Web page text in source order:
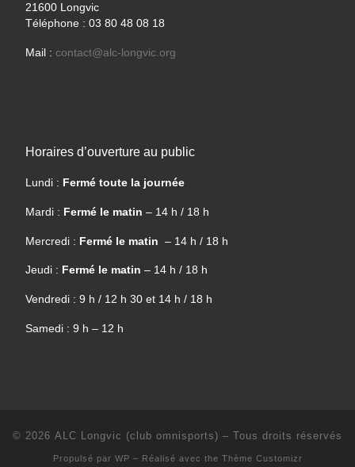
21600 Longvic
Téléphone : 03 80 48 08 18
Mail : contact@alc-longvic.org
Horaires d’ouverture au public
Lundi : Fermé toute la journée
Mardi : Fermé le matin – 14 h / 18 h
Mercredi : Fermé le matin – 14 h / 18 h
Jeudi : Fermé le matin – 14 h / 18 h
Vendredi : 9 h / 12 h 30 et 14 h / 18 h
Samedi : 9 h – 12 h
© 2026 ALC Longvic (club omnisports) – Tous droits réservés
Propulsé par WP – Réalisé avec the Thème Customizr